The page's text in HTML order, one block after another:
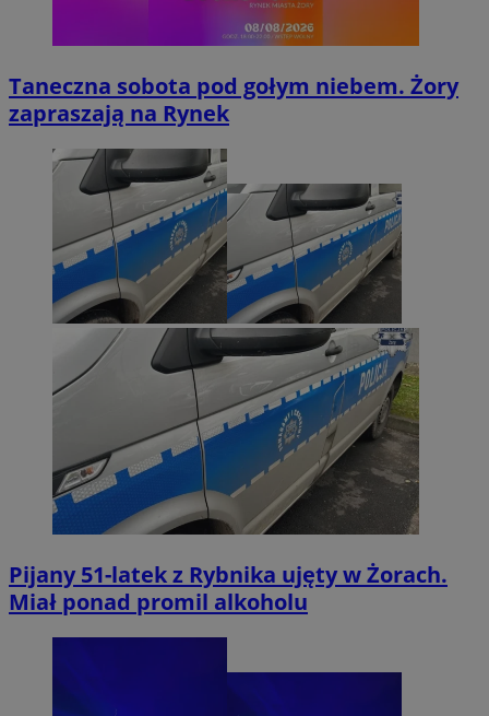
Taneczna sobota pod gołym niebem. Żory
zapraszają na Rynek
Pijany 51-latek z Rybnika ujęty w Żorach.
Miał ponad promil alkoholu